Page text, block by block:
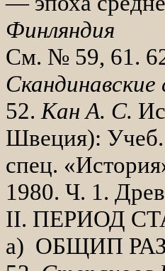
Финляндия
См. № 59, 61.
52. Кан А. С.
Швеция): Учеб.
спец.
1980. Ч. 1.
II. ПЕРИОД
а) ОБЩИП